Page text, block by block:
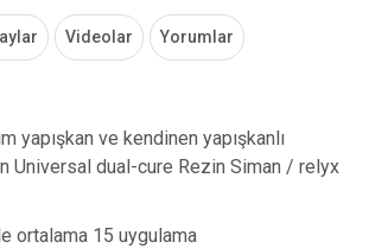
Videolar Yorumlar
yapışkan ve kendinen yapışkanlı
Universal dual-cure Rezin Siman / relyx
ortalama 15 uygulama